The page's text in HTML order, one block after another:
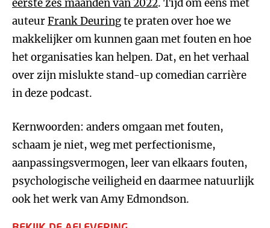
eerste zes maanden van 2022. Tijd om eens met
auteurFrank Deuringte praten over hoe we
makkelijker om kunnen gaan met fouten en hoe
het organisaties kan helpen. Dat, en het verhaal
over zijn mislukte stand-up comedian carrière
in deze podcast.
Kernwoorden: anders omgaan met fouten,
schaam je niet, weg met perfectionisme,
aanpassingsvermogen, leer van elkaars fouten,
psychologische veiligheid en daarmee natuurlijk
ook het werk van Amy Edmondson.